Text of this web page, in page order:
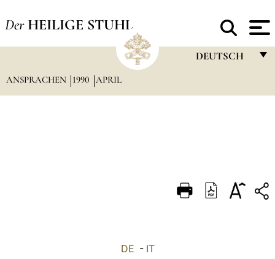
Der HEILIGE STUHL
DEUTSCH
DEUTSCH
ANSPRACHEN 1990 APRIL
DE - IT